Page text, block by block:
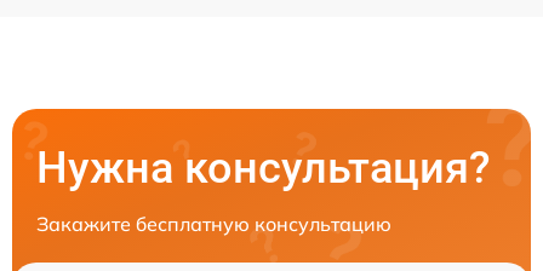
Нужна консультация?
Закажите бесплатную консультацию